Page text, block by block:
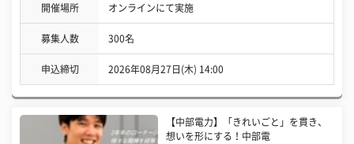
開催場所 オンラインにて実施
募集人数 300名
申込締切 2026年08月27日(木) 14:00
【中部電力】「きれいごと」を貫き、
想いを形にする！中部電